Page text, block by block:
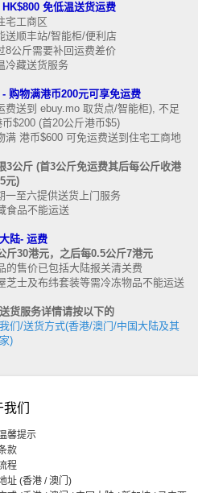
免低温送货运费
宅工商区
送顺丰站/智能柜/便利店
8公斤需要补回运费差价
冷藏送货服务
- 购物满港币200元可享免运费
费送到 ebuy.mo 取货点/智能柜), 不足
$200 (首20公斤港币$5)
满 港币$600 可免运费送到住宅工商地
3公斤 (首3公斤免运费其后每公斤收港
元)
一至六提供送货上门服务
食品不能运送
陆- 运费
斤30港元，之后每0.5公斤7港元
的售价已包括大陆报关清关费
芝士及布纬套装等需冷冻物品不能运送
货服务详情请按以下的
们/送货方式(香港/澳门/中国大陆及其
)
们
馨提示
款
程
址 (香港 / 澳门)